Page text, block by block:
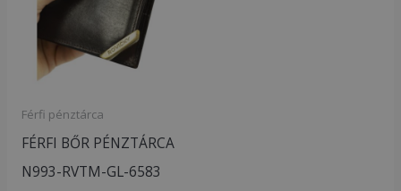
Férfi pénztárca
FÉRFI BŐR PÉNZTÁRCA
N993-RVTM-GL-6583